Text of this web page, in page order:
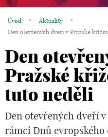
GALERIE
KONTAKTY
OBCHOD
KOŠÍK
EN
Úvod * Aktuality
*
Den otevřených dveří v Pražské
Den
Pražské
tuto neděli
Den otevřených dveří
rámci Dnů